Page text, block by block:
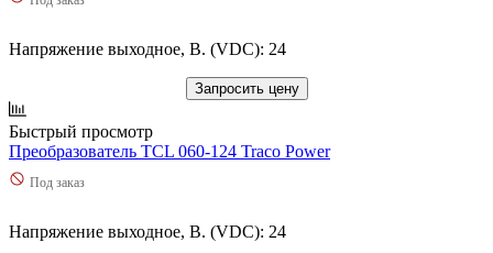
Напряжение выходное, В. (VDC): 24
Запросить цену
Быстрый просмотр
Преобразователь TCL 060-124 Traco Power
Под заказ
Напряжение выходное, В. (VDC): 24